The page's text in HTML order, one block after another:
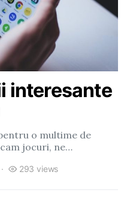
interesante
o multime de
jocuri, ne…
293 views